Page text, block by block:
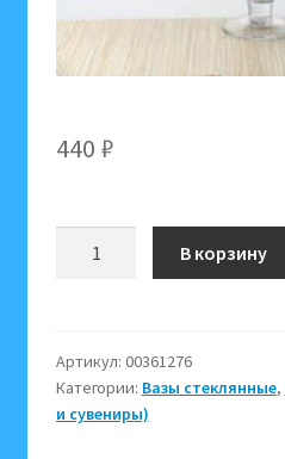
440 ₽
Ваза
стекло
361276
В корзину
Артикул: 00361276
Категории: Вазы стеклянные,
и сувениры)